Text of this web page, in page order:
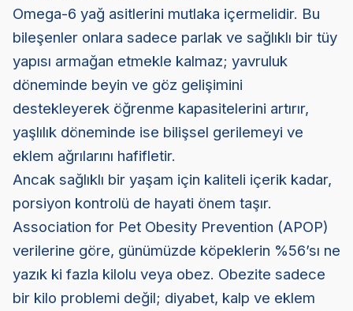
Omega-6 yağ asitlerini mutlaka içermelidir. Bu
bileşenler onlara sadece parlak ve sağlıklı bir tüy
yapısı armağan etmekle kalmaz; yavruluk
döneminde beyin ve göz gelişimini
destekleyerek öğrenme kapasitelerini artırır,
yaşlılık döneminde ise bilişsel gerilemeyi ve
eklem ağrılarını hafifletir.
Ancak sağlıklı bir yaşam için kaliteli içerik kadar,
porsiyon kontrolü de hayati önem taşır.
Association for Pet Obesity Prevention (APOP)
verilerine göre, günümüzde köpeklerin %56’sı ne
yazık ki fazla kilolu veya obez. Obezite sadece
bir kilo problemi değil; diyabet, kalp ve eklem